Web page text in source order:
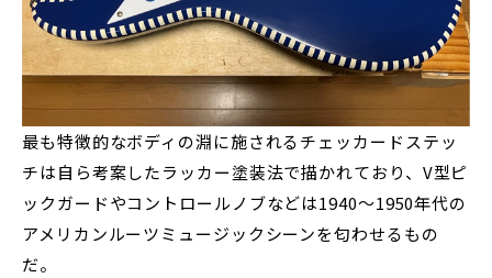
最も特徴的なボディの淵に施されるチェッカードステッ
チは自ら考案したラッカー塗装法で描かれており、V型ピ
ックガードやコントロールノブなどは1940～1950年代の
アメリカンルーツミュージックシーンを匂わせるもの
だ。